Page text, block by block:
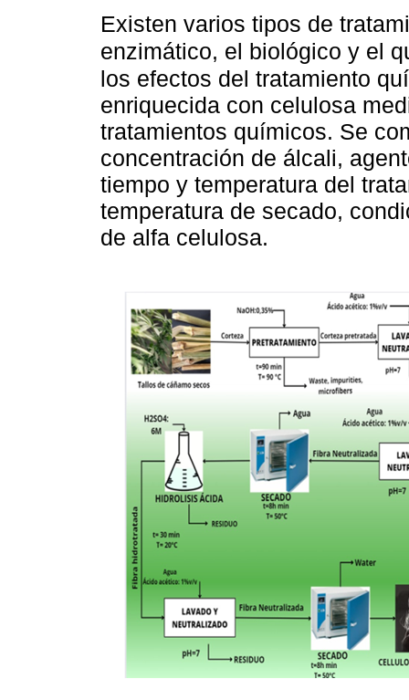
Existen varios tipos de
enzimático, el biológico y el
los efectos del tratamiento
enriquecida con celulosa
tratamientos químicos. Se
concentración de álcali,
tiempo y temperatura del
temperatura de secado,
de alfa celulosa.